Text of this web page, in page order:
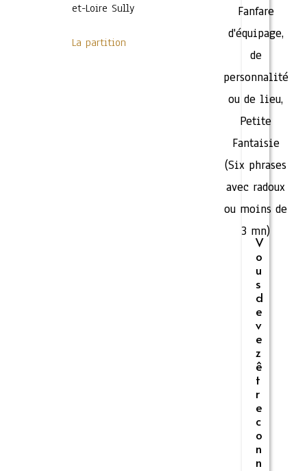
et-Loire Sully
La partition
Fanfare
d'équipage,
de
personnalité
ou de lieu,
Petite
Fantaisie
(Six phrases
avec radoux
ou moins de
3 mn)
V
o
u
s
d
e
v
e
z
ê
t
r
e
c
o
n
n